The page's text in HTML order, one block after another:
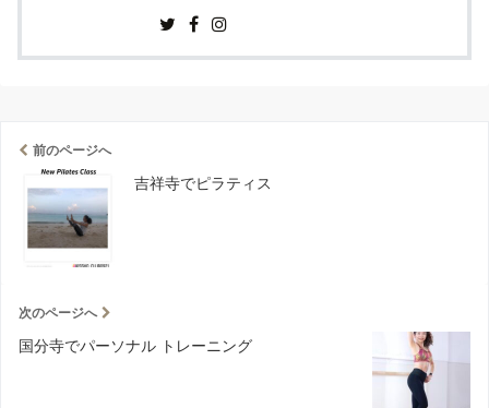
前のページへ
吉祥寺でピラティス
次のページへ
国分寺でパーソナル トレーニング